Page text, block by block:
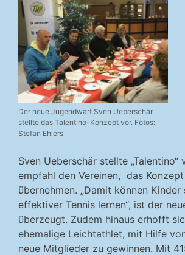
Der neue Jugendwart Sven Ueberschär
stellte das Talentino-Konzept vor. Fotos:
Stefan Ehlers
Sven Ueberschär stellte „Talentino“
empfahl den Vereinen, das
übernehmen. „Damit können Kinder
effektiver Tennis lernen“, ist der
überzeugt. Zudem hinaus erhofft
ehemalige Leichtathlet, mit Hilfe von
neue Mitglieder zu gewinnen. Mit